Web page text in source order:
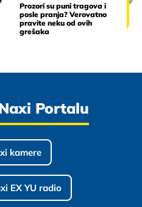
Prozori su puni tragova i
posle pranja? Verovatno
pravite neku od ovih
grešaka
Portalu
kamere
EX YU radio